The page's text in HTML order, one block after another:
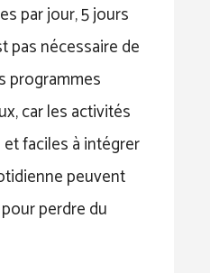
par jour, 5 jours
pas nécessaire de
programmes
car les activités
faciles à intégrer
peuvent
perdre du